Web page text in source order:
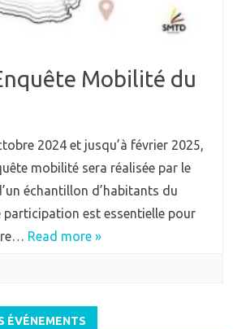
Mobilité du
2024 et jusqu’à février 2025,
mobilité sera réalisée par le
échantillon d’habitants du
participation est essentielle pour
Read more »
ÉVÉNEMENTS